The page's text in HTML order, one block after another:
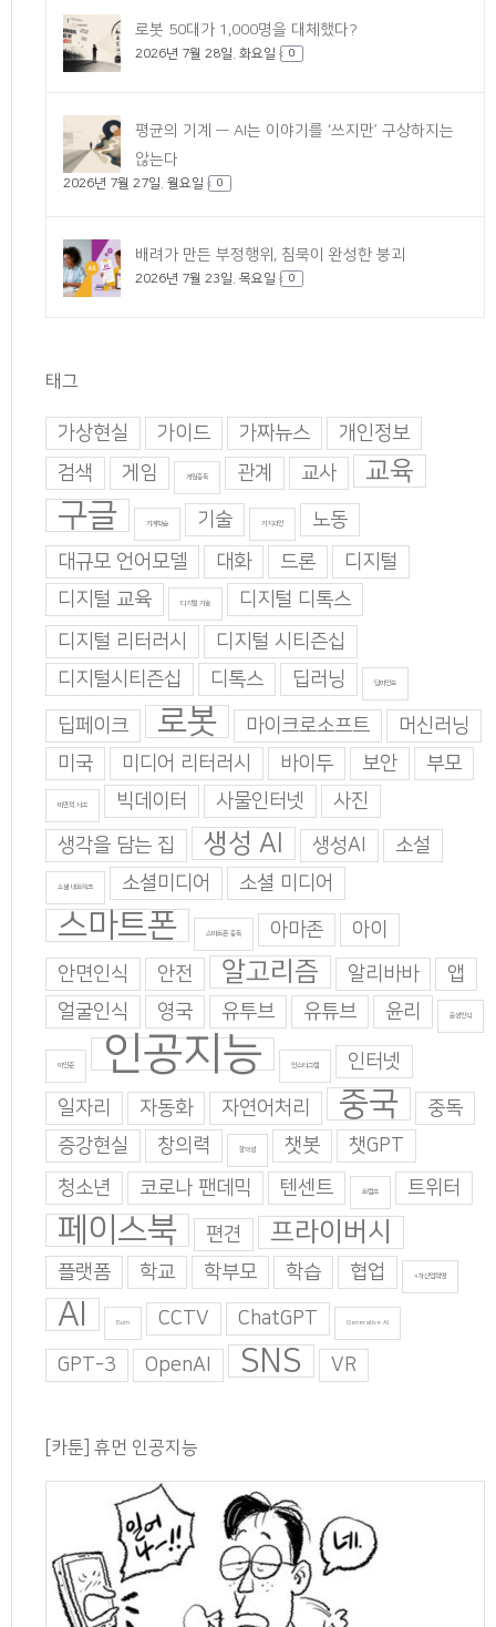
로봇 50대가 1,000명을 대체했다?
2026년 7월 28일. 화요일 0
평균의 기계 — AI는 이야기를 ‘쓰지만’ 구상하지는
않는다
2026년 7월 27일. 월요일 0
배려가 만든 부정행위, 침묵이 완성한 붕괴
2026년 7월 23일. 목요일 0
태그
가상현실 가이드 가짜뉴스
개인정보
검색
게임 게임중독 관계 교사 교육
구글 기계학습 기술 기지과인
노동
대규모 언어모델
대화 드론
디지털
디지털 교육
디지털 기술
디지털 디톡스
디지털 리터러시
디지털 시티즌십
디지털시티즌십
디톡스 딥러닝 딥마인드
딥페이크 로봇 마이크로소프트
머신러닝
미국
미디어 리터러시 바이두 보안 부모
비판적 사고 빅데이터 사물인터넷
사진
생각을 담는 집
생성 AI 생성AI 소설
소셜 네트워크 소셜미디어 소셜 미디어
스마트폰 스마트폰 중독 아마존
아이
안면인식
안전 알고리즘 알리바바
앱
얼굴인식
영국 유투브 유튜브 윤리 음성인식
이인준 인공지능 인스타그램 인터넷
일자리 자동화 자연어처리 중국
중독
증강현실
창의력 창의성 챗봇
챗GPT
청소년
코로나 팬데믹 텐센트 트럼프 트위터
페이스북 편견 프라이버시
플랫폼 학교 학부모 학습 협업 4차산업혁명
AI Burn CCTV ChatGPT Generative AI
GPT-3 OpenAI SNS VR
[카툰] 휴먼 인공지능